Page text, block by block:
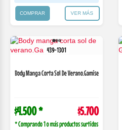
COMPRAR VER MÁS
439-1301
Body Manga Corta Sol De Verano.Gamise
$4.500 * $5.700
* Comprando 1 o más productos surtidos